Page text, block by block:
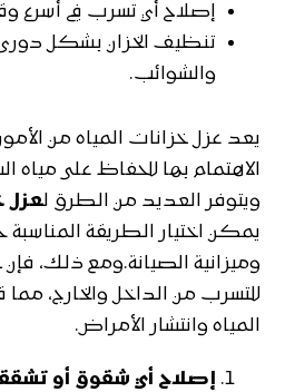
إصلاح أي تسرب في
تنظيف الخزان بشكل دوري
والشوائب.
يعد عزل خزانات المياه من
الاهتمام بها للحفاظ على مياه
ويتوفر العديد من الطرق لعزل
يمكن اختيار الطريقة المناسبة
وميزانية الصيانة.ومع ذلك،
للتسرب من الداخل والخارج،
المياه وانتشار الأمراض.
إصلاح أي شقوق أو